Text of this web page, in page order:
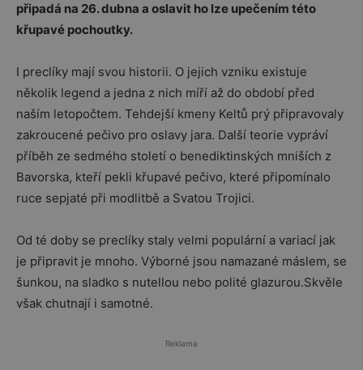
připadá na 26. dubna a oslavit ho lze upečením této
křupavé pochoutky.
I preclíky mají svou historii. O jejich vzniku existuje
několik legend a jedna z nich míří až do období před
naším letopočtem. Tehdejší kmeny Keltů prý připravovaly
zakroucené pečivo pro oslavy jara. Další teorie vypráví
příběh ze sedmého století o benediktinských mniších z
Bavorska, kteří pekli křupavé pečivo, které připomínalo
ruce sepjaté při modlitbě a Svatou Trojici.
Od té doby se preclíky staly velmi populární a variací jak
je připravit je mnoho. Výborné jsou namazané máslem, se
šunkou, na sladko s nutellou nebo polité glazurou.Skvěle
však chutnají i samotné.
Reklama